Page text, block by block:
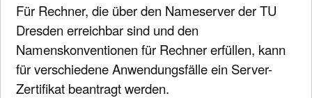
Für Rechner, die über den Nameserver der TU
Dresden erreichbar sind und den
Namenskonventionen für Rechner erfüllen, kann
für verschiedene Anwendungsfälle ein Server-
Zertifikat beantragt werden.